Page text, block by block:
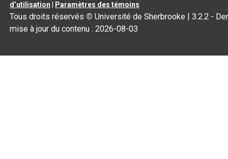
d’utilisation
Paramètres des témoins
Tous droits réservés © Université de Sherbrooke |3.2.2 -
mise à jour du contenu :2026-08-03